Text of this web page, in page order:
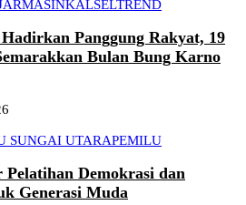
KALSELTREND
Panggung Rakyat, 19
Bulan Bung Karno
SUNGAI UTARAPEMILU
Demokrasi dan
Generasi Muda